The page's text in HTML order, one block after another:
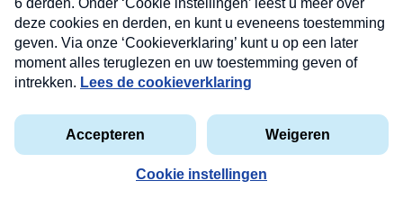
Privacyverklaring
Cookieverklaring
Kwetsbaarheid melden
Copyright © 2026 MAX Vandaag - Omroep MAX
Nieuwsbrief
Neem hier een gratis abonnement op onze
nieuwsbrief. Elke vrijdag- en dinsdagochtend in uw